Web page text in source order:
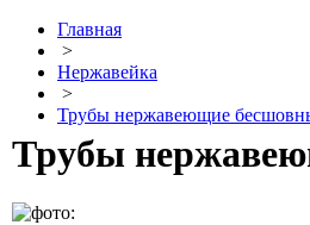
Главная
>
Нержавейка
>
Трубы нержавеющие
Трубы